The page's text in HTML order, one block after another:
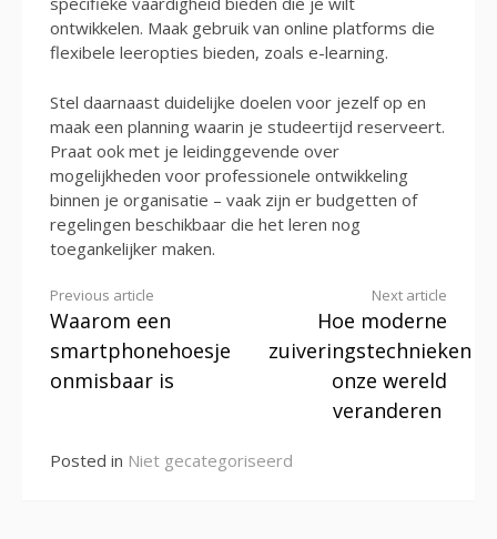
ontwikkelen. Maak gebruik van online platforms die
flexibele leeropties bieden, zoals e-learning.
Stel daarnaast duidelijke doelen voor jezelf op en
maak een planning waarin je studeertijd reserveert.
Praat ook met je leidinggevende over
mogelijkheden voor professionele ontwikkeling
binnen je organisatie – vaak zijn er budgetten of
regelingen beschikbaar die het leren nog
toegankelijker maken.
Continue
Reading
Previous article
Waarom een
smartphonehoesje
onmisbaar is
Next article
Hoe moderne
zuiveringstechnieken
onze wereld
veranderen
Posted in Niet gecategoriseerd